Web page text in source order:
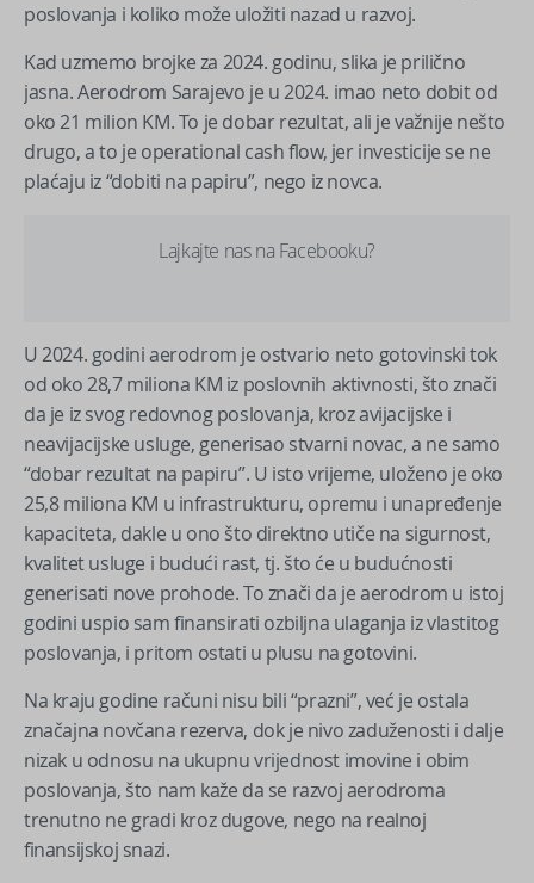
poslovanja i koliko može uložiti nazad u razvoj.
Kad uzmemo brojke za 2024. godinu, slika je prilično
jasna. Aerodrom Sarajevo je u 2024. imao neto dobit od
oko 21 milion KM. To je dobar rezultat, ali je važnije nešto
drugo, a to je operational cash flow, jer investicije se ne
plaćaju iz “dobiti na papiru”, nego iz novca.
Lajkajte nas na Facebooku?
U 2024. godini aerodrom je ostvario neto gotovinski tok
od oko 28,7 miliona KM iz poslovnih aktivnosti, što znači
da je iz svog redovnog poslovanja, kroz avijacijske i
neavijacijske usluge, generisao stvarni novac, a ne samo
“dobar rezultat na papiru”. U isto vrijeme, uloženo je oko
25,8 miliona KM u infrastrukturu, opremu i unapređenje
kapaciteta, dakle u ono što direktno utiče na sigurnost,
kvalitet usluge i budući rast, tj. što će u budućnosti
generisati nove prohode. To znači da je aerodrom u istoj
godini uspio sam finansirati ozbiljna ulaganja iz vlastitog
poslovanja, i pritom ostati u plusu na gotovini.
Na kraju godine računi nisu bili “prazni”, već je ostala
značajna novčana rezerva, dok je nivo zaduženosti i dalje
nizak u odnosu na ukupnu vrijednost imovine i obim
poslovanja, što nam kaže da se razvoj aerodroma
trenutno ne gradi kroz dugove, nego na realnoj
finansijskoj snazi.